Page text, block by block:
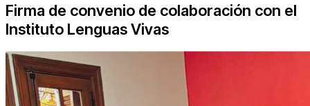
Firma de convenio de colaboración con el
Instituto Lenguas Vivas